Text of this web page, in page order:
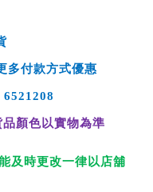
多付款方式優惠
6521208
顏色以實物為準
及時更改一律以店舖